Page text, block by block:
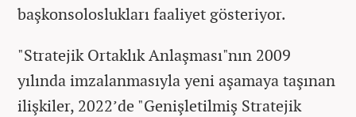
başkonsoloslukları faaliyet gösteriyor.
"Stratejik Ortaklık Anlaşması"nın 2009
yılında imzalanmasıyla yeni aşamaya taşınan
ilişkiler, 2022’de "Genişletilmiş Stratejik